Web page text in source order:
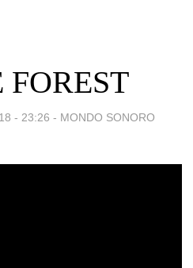
- 23:26 - MONDO SONORO